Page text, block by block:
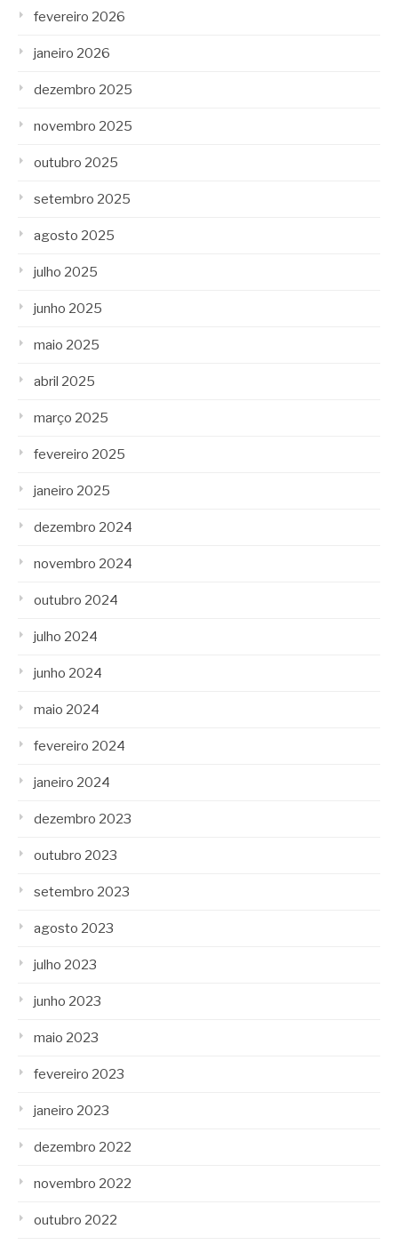
fevereiro 2026
janeiro 2026
dezembro 2025
novembro 2025
outubro 2025
setembro 2025
agosto 2025
julho 2025
junho 2025
maio 2025
abril 2025
março 2025
fevereiro 2025
janeiro 2025
dezembro 2024
novembro 2024
outubro 2024
julho 2024
junho 2024
maio 2024
fevereiro 2024
janeiro 2024
dezembro 2023
outubro 2023
setembro 2023
agosto 2023
julho 2023
junho 2023
maio 2023
fevereiro 2023
janeiro 2023
dezembro 2022
novembro 2022
outubro 2022